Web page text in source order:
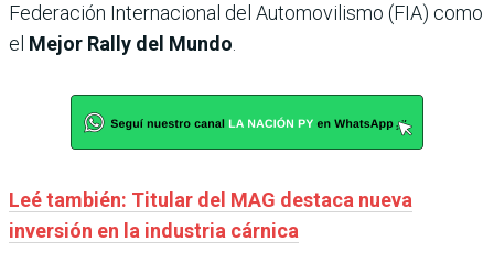
Federación Internacional del Automovilismo (FIA) como
el Mejor Rally del Mundo
Leé también: Titular del MAG destaca nueva
inversión en la industria cárnica